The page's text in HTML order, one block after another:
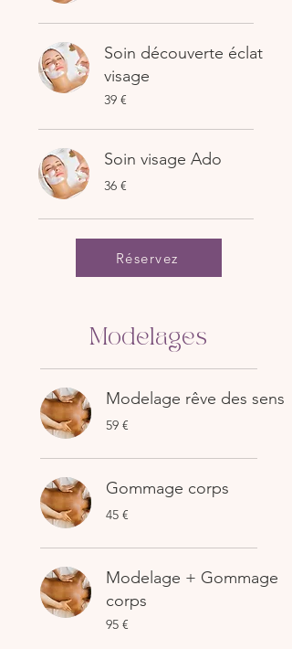
Soin découverte éclat
visage
39
euros
39 €
Soin visage Ado
36
euros
36 €
Réservez
Modelages
Modelage rêve des sens
59
euros
59 €
Gommage corps
45
euros
45 €
Modelage + Gommage
corps
95
euros
95 €